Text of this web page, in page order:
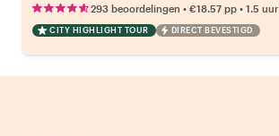
293 beoordelingen • €18.57 pp • 1.5 uur
CITY HIGHLIGHT TOUR DIRECT BEVESTIGD